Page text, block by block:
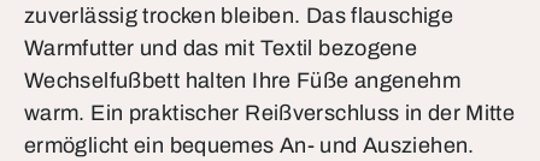
zuverlässig trocken bleiben. Das flauschige
Warmfutter und das mit Textil bezogene
Wechselfußbett halten Ihre Füße angenehm
warm. Ein praktischer Reißverschluss in der Mitte
ermöglicht ein bequemes An- und Ausziehen.